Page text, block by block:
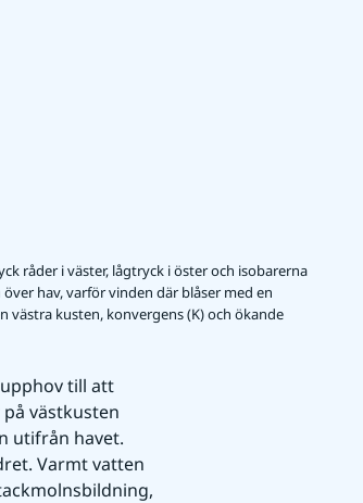
råder i väster, lågtryck i öster och isobarerna
hav, varför vinden där blåser med en
västra kusten, konvergens (K) och ökande
till att
västkusten
utifrån havet.
Varmt vatten